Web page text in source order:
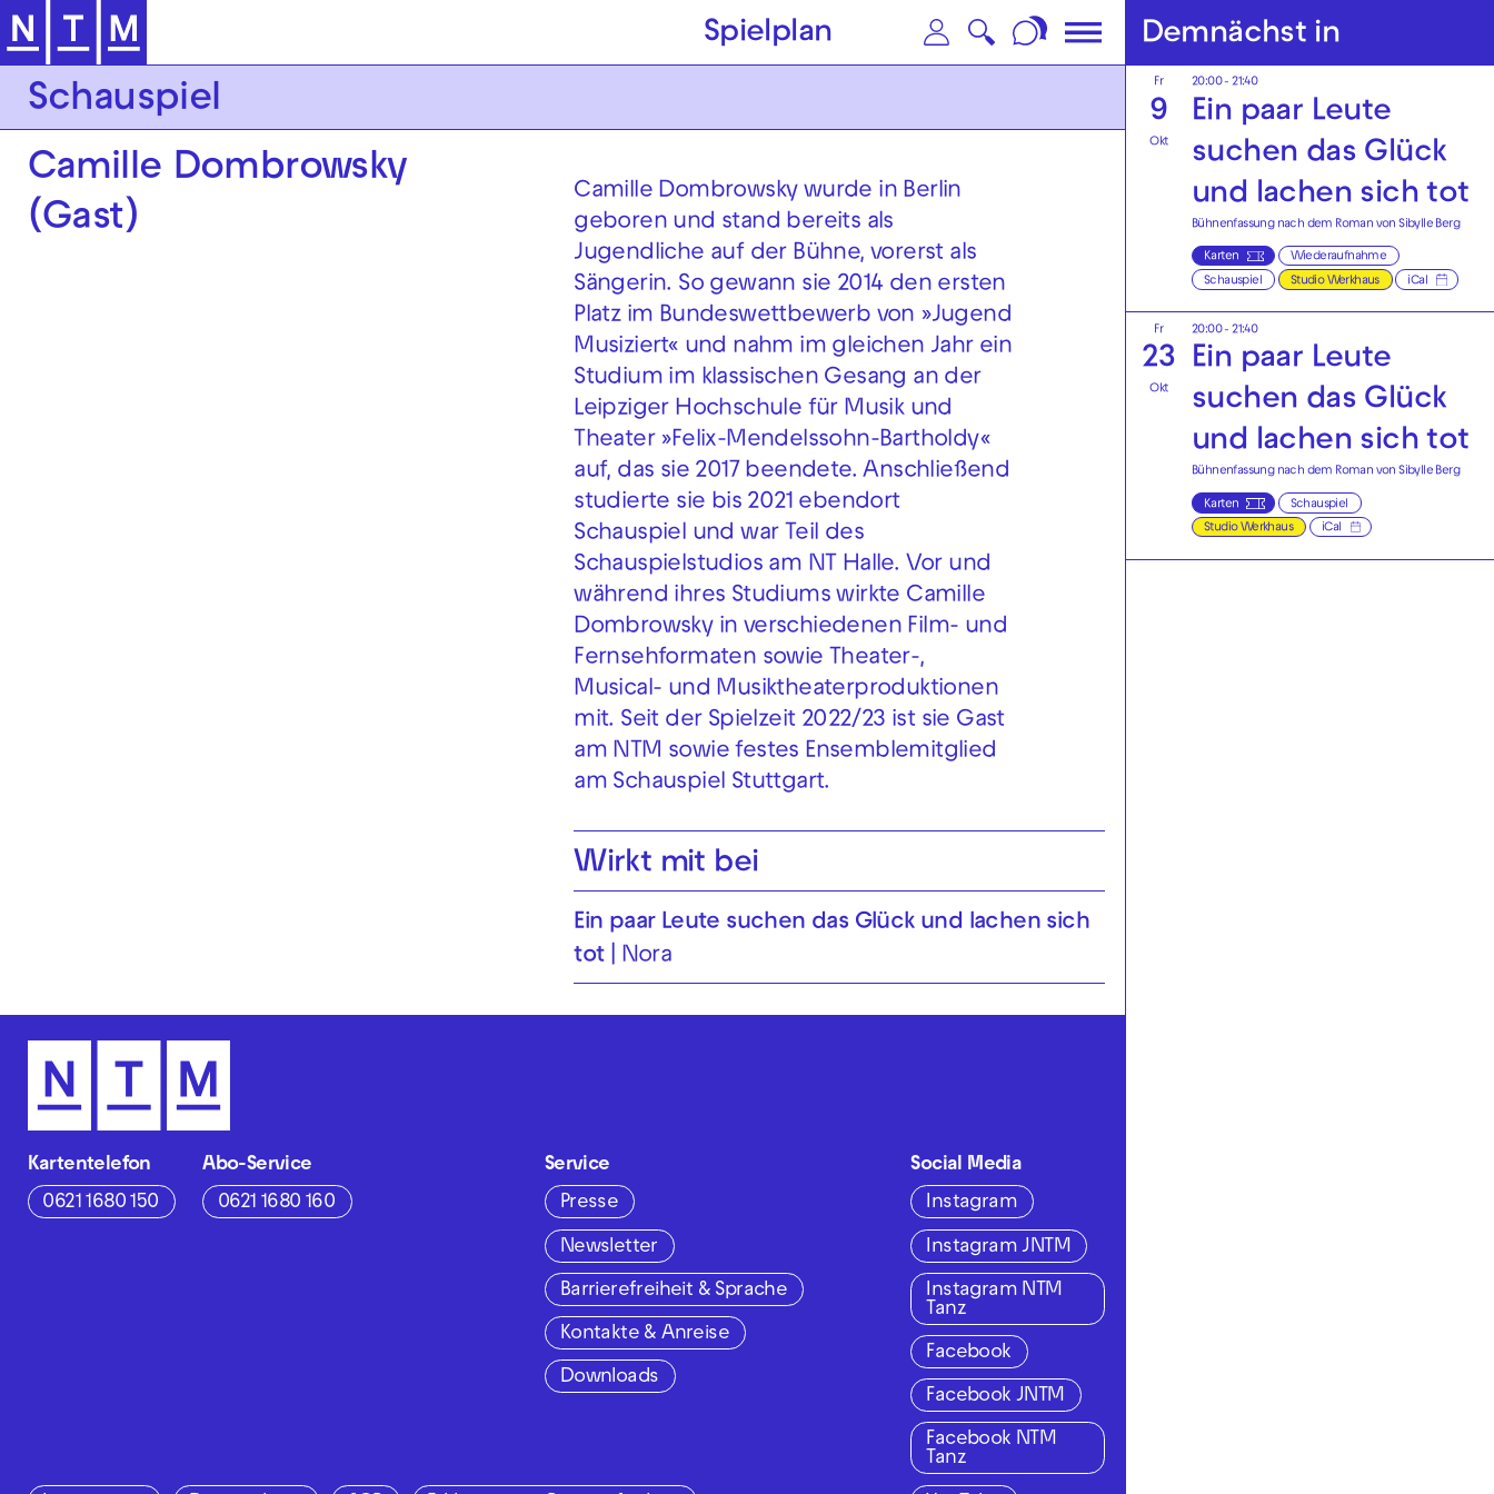
Zur Hauptnavigation springen Zum Hauptinhalt springen Zum Footer springen
Spielplan
Schauspiel
Camille Dombrowsky
(Gast)
Camille Dombrowsky wurde in Berlin
geboren und stand bereits als
Jugendliche auf der Bühne, vorerst als
Sängerin. So gewann sie 2014 den ersten
Platz im Bundeswettbewerb von »Jugend
Musiziert« und nahm im gleichen Jahr ein
Studium im klassischen Gesang an der
Leipziger Hochschule für Musik und
Theater »Felix-Mendelssohn-Bartholdy«
auf, das sie 2017 beendete. Anschließend
studierte sie bis 2021 ebendort
Schauspiel und war Teil des
Schauspielstudios am NT Halle. Vor und
während ihres Studiums wirkte Camille
Dombrowsky in verschiedenen Film- und
Fernsehformaten sowie Theater-,
Musical- und Musiktheaterproduktionen
mit. Seit der Spielzeit 2022/23 ist sie Gast
am NTM sowie festes Ensemblemitglied
am Schauspiel Stuttgart.
Wirkt mit bei
Ein paar Leute suchen das Glück und lachen sich
tot
Nora
Demnächst in
Fr
9
Okt
20:00 - 21:40
Ein paar Leute
suchen das Glück
und lachen sich tot
Bühnenfassung nach dem Roman von Sibylle Berg
Karten Wiederaufnahme
Schauspiel Studio Werkhaus iCal
Fr
23
Okt
20:00 - 21:40
Ein paar Leute
suchen das Glück
und lachen sich tot
Bühnenfassung nach dem Roman von Sibylle Berg
Karten Schauspiel
Studio Werkhaus iCal
Kartentelefon
0621 1680 150
Abo-Service
0621 1680 160
Service
Presse
Newsletter
Barrierefreiheit & Sprache
Kontakte & Anreise
Downloads
Social Media
Instagram
Instagram JNTM
Instagram NTM
Tanz
Facebook
Facebook JNTM
Facebook NTM
Tanz